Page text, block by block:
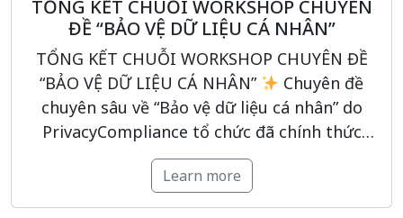
TỔNG KẾT CHUỖI WORKSHOP CHUYÊN
ĐỀ “BẢO VỆ DỮ LIỆU CÁ NHÂN”
TỔNG KẾT CHUỖI WORKSHOP CHUYÊN ĐỀ
“BẢO VỆ DỮ LIỆU CÁ NHÂN”
Chuyên đề
chuyên sâu về “Bảo vệ dữ liệu cá nhân” do
PrivacyCompliance tổ chức đã chính thức
khép lại, đồng hành cùng người tham gia
trong việc nâng cao năng lực tuân thủ pháp
luật về bảo vệ dữ liệu cá […]
Learn more